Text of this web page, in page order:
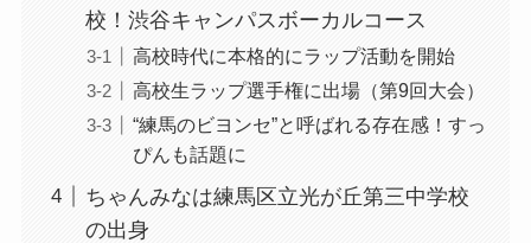
校！渋谷キャンパスボーカルコース
高校時代に本格的にラップ活動を開始
高校生ラップ選手権に出場（第9回大会）
“練馬のビヨンセ”と呼ばれる存在感！すっ
ぴんも話題に
ちゃんみなは練馬区立光が丘第三中学校
の出身